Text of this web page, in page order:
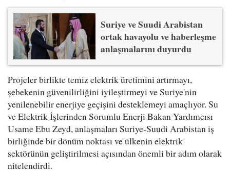
Suriye ve Suudi Arabistan
ortak havayolu ve haberleşme
anlaşmalarını duyurdu
Projeler birlikte temiz elektrik üretimini artırmayı,
şebekenin güvenilirliğini iyileştirmeyi ve Suriye'nin
yenilenebilir enerjiye geçişini desteklemeyi amaçlıyor. Su
ve Elektrik İşlerinden Sorumlu Enerji Bakan Yardımcısı
Usame Ebu Zeyd, anlaşmaları Suriye-Suudi Arabistan iş
birliğinde bir dönüm noktası ve ülkenin elektrik
sektörünün geliştirilmesi açısından önemli bir adım olarak
nitelendirdi.